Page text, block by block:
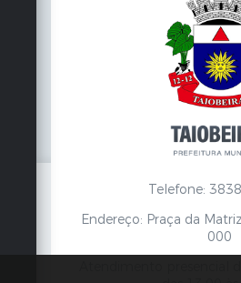
Telefone:
Endereço: Praça da
000